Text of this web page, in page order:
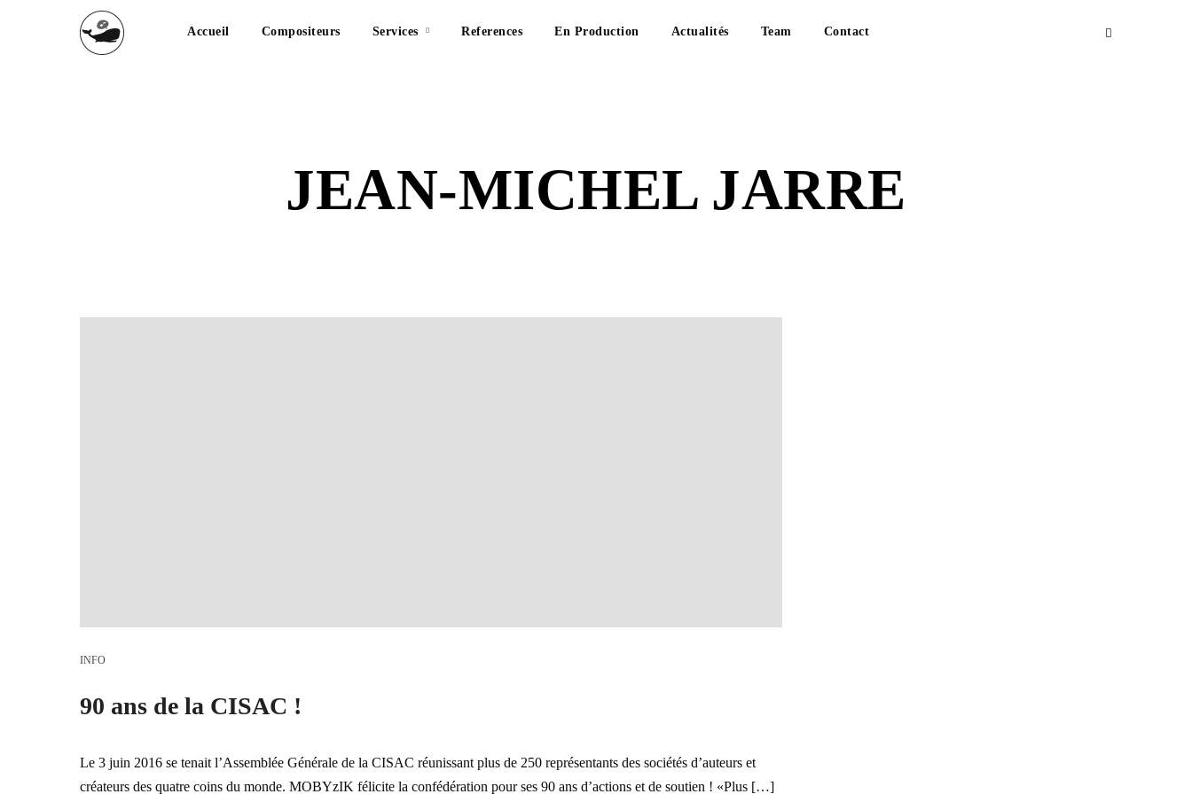
Accueil Compositeurs Services References En Production Actualités Team Contact
JEAN-MICHEL JARRE
INFO
90 ans de la CISAC !
Le 3 juin 2016 se tenait l’Assemblée Générale de la CISAC réunissant plus de 250 représentants des sociétés d’auteurs et
créateurs des quatre coins du monde. MOBYzIK félicite la confédération pour ses 90 ans d’actions et de soutien ! «Plus […]